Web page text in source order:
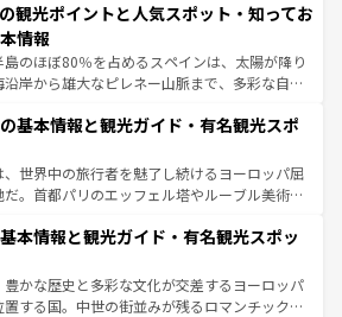
カーナの美しい田園風景やアマルフィ海岸の絶
景観も見逃せない。観光の合間には、本場の
タなど、絶品のイタリア料理を堪能することも
覚めてから夜眠るまで、すべての瞬間を楽し
のイタリア情報はコンテンツ一覧を参照してほ
観光ポイントと人気スポット・知ってお
情報
島のほぼ80％を占めるスペインは、太陽が降り
岸から雄大なピレネー山脈まで、多彩な自然
この国では、情熱的なフラメンコ、熱気あふ
そして美味しいタパスが生活の一部となってい
ドリードの洗練された雰囲気や、バルセロナの
た街角から、地方では古代ローマ遺跡や中世
によって風土や気候が異なるスペインはその個
を参照してほしい。
基本情報と観光ガイド・有名観光スポ
、世界中の旅行者を魅了し続けるヨーロッパ屈
。首都パリのエッフェル塔やルーブル美術館
魅力が詰まっている。華麗な宮殿、歴史的な大
いビーチ、そして豊かな自然が、訪れる者を心
る。また、フランスは美食の国としても知ら
ス料理はユネスコ無形文化遺産にも登録されて
本情報と観光ガイド・有名観光スポッ
豊かな歴史と多彩な文化が交差するヨーロッパ
置する国。中世の街並みが残るロマンチック街